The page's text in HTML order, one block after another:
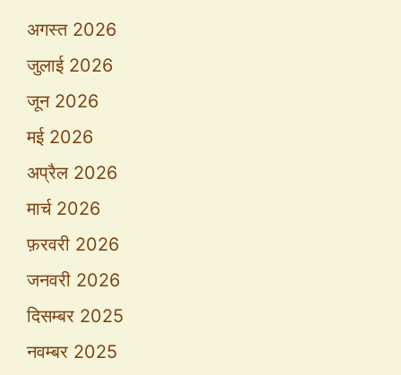
अगस्त 2026
जुलाई 2026
जून 2026
मई 2026
अप्रैल 2026
मार्च 2026
फ़रवरी 2026
जनवरी 2026
दिसम्बर 2025
नवम्बर 2025